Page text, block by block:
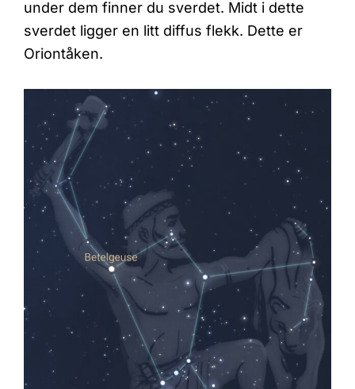
under dem finner du sverdet. Midt i dette
sverdet ligger en litt diffus flekk. Dette er
Oriontåken.